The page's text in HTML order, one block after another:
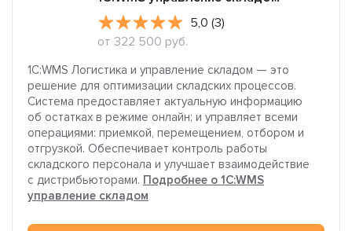
5,0 (3)
от 322 500 руб.
1C:WMS Логистика и управление складом — это
решение для оптимизации складских процессов.
Система предоставляет актуальную информацию
об остатках в режиме онлайн; и управляет всеми
операциями: приемкой, перемещением, отбором и
отгрузкой. Обеспечивает контроль работы
складского персонала и улучшает взаимодействие
с дистрибьюторами. Подробнее о 1C:WMS
управление складом